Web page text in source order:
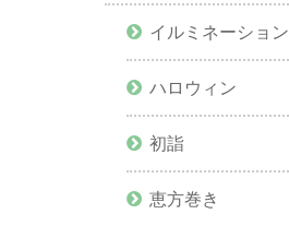
イルミネーション
ハロウィン
初詣
恵方巻き